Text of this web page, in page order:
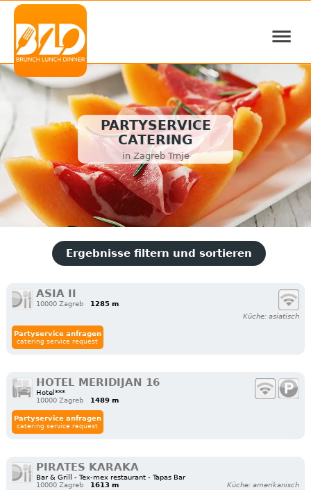
≡
PARTYSERVICE
CATERING
in Zagreb Trnje
Ergebnisse filtern und sortieren
ASIA II
10000 Zagreb
1285 m
Küche: asiatisch
Partyservice anfragen
catering service request
HOTEL MERIDIJAN 16
Hotel***
10000 Zagreb
1489 m
Partyservice anfragen
catering service request
PIRATES KARAKA
Bar & Grill - Tex-mex restaurant - Tapas Bar
10000 Zagreb
1613 m Küche: amerikanisch